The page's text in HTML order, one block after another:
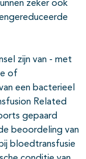
zeker ook
zijn van - met
of
een bacterieel
Related
gepaard
beoordeling van
bloedtransfusie